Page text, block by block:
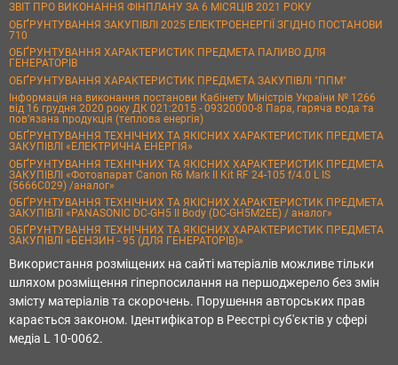
ЗВІТ ПРО ВИКОНАННЯ ФІНПЛАНУ ЗА 6 МІСЯЦІВ 2021 РОКУ
ОБҐРУНТУВАННЯ ЗАКУПІВЛІ 2025 ЕЛЕКТРОЕНЕРГІЇ ЗГІДНО ПОСТАНОВИ
710
ОБҐРУНТУВАННЯ ХАРАКТЕРИСТИК ПРЕДМЕТА ПАЛИВО ДЛЯ
ГЕНЕРАТОРІВ
ОБҐРУНТУВАННЯ ХАРАКТЕРИСТИК ПРЕДМЕТА ЗАКУПІВЛІ "ППМ"
Інформація на виконання постанови Кабінету Міністрів України № 1266
від 16 грудня 2020 року ДК 021:2015 - 09320000-8 Пара, гаряча вода та
пов’язана продукція (теплова енергія)
ОБҐРУНТУВАННЯ ТЕХНІЧНИХ ТА ЯКІСНИХ ХАРАКТЕРИСТИК ПРЕДМЕТА
ЗАКУПІВЛІ «ЕЛЕКТРИЧНА ЕНЕРГІЯ»
ОБҐРУНТУВАННЯ ТЕХНІЧНИХ ТА ЯКІСНИХ ХАРАКТЕРИСТИК ПРЕДМЕТА
ЗАКУПІВЛІ «Фотоапарат Canon R6 Mark II Kit RF 24-105 f/4.0 L IS
(5666C029) /аналог»
ОБҐРУНТУВАННЯ ТЕХНІЧНИХ ТА ЯКІСНИХ ХАРАКТЕРИСТИК ПРЕДМЕТА
ЗАКУПІВЛІ «PANASONIC DC-GH5 II Body (DC-GH5M2EE) / аналог»
ОБҐРУНТУВАННЯ ТЕХНІЧНИХ ТА ЯКІСНИХ ХАРАКТЕРИСТИК ПРЕДМЕТА
ЗАКУПІВЛІ «БЕНЗИН - 95 (ДЛЯ ГЕНЕРАТОРІВ)»
Використання розміщених на сайті матеріалів можливе тільки
шляхом розміщення гіперпосилання на першоджерело без змін
змісту матеріалів та скорочень. Порушення авторських прав
карається законом. Ідентифікатор в Реєстрі суб'єктів у сфері
медіа L 10-0062.